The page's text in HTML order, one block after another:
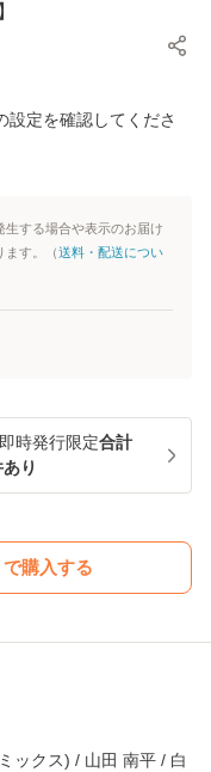
設定を確認してくださ
する場合や表示のお届け
ます。（送料・配送につい
時発行限定合計
り
購入する
ックス) / 山田 南平 / 白